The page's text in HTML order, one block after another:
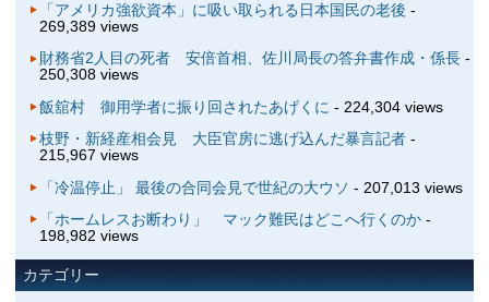
「アメリカ強欲資本」に吸い取られる日本国民の老後 -
269,389 views
財務省2人目の死者 安倍首相、佐川局長の答弁書作成・係長-
250,308 views
飯舘村 御用学者に振り回されたあげくに - 224,304 views
枝野・新経産相会見 大臣官房に逃げ込んだ暴言記者-
215,967 views
「冷温停止」 最後の合同会見で世紀の大ウソ - 207,013 views
「ホームレスお断わり」 マック難民はどこへ行くのか-
198,982 views
カテゴリー